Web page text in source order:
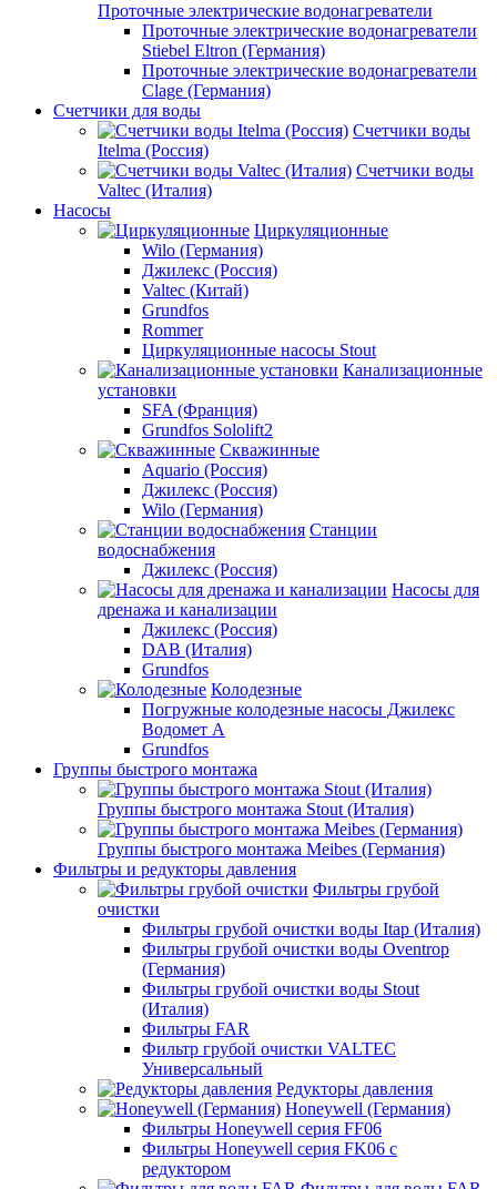
Проточные электрические водонагреватели
Проточные электрические водонагреватели
Stiebel Eltron (Германия)
Проточные электрические водонагреватели
Clage (Германия)
Счетчики для воды
Счетчики воды
Itelma (Россия)
Счетчики воды
Valtec (Италия)
Насосы
Циркуляционные
Wilo (Германия)
Джилекс (Россия)
Valtec (Китай)
Grundfos
Rommer
Циркуляционные насосы Stout
Канализационные
установки
SFA (Франция)
Grundfos Sololift2
Скважинные
Aquario (Россия)
Джилекс (Россия)
Wilo (Германия)
Станции
водоснабжения
Джилекс (Россия)
Насосы для
дренажа и канализации
Джилекс (Россия)
DAB (Италия)
Grundfos
Колодезные
Погружные колодезные насосы Джилекс
Водомет А
Grundfos
Группы быстрого монтажа
Группы быстрого монтажа Stout (Италия)
Группы быстрого монтажа Meibes (Германия)
Фильтры и редукторы давления
Фильтры грубой
очистки
Фильтры грубой очистки воды Itap (Италия)
Фильтры грубой очистки воды Oventrop
(Германия)
Фильтры грубой очистки воды Stout
(Италия)
Фильтры FAR
Фильтр грубой очистки VALTEC
Универсальный
Редукторы давления
Honeywell (Германия)
Фильтры Honeywell серия FF06
Фильтры Honeywell серия FK06 с
редуктором